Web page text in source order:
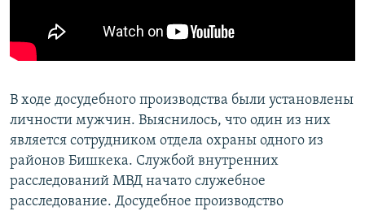
В ходе досудебного производства были установлены
личности мужчин. Выяснилось, что один из них
является сотрудником отдела охраны одного из
районов Бишкека. Службой внутренних
расследований МВД начато служебное
расследование. Досудебное производство